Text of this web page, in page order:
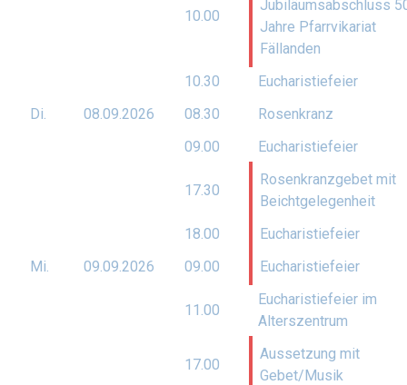
10.00
Jubiläumsabschluss
Jahre Pfarrvikariat
Fällanden
10.30
Eucharistiefeier
Di.
08.09.2026 08.30
Rosenkranz
09.00
Eucharistiefeier
17.30
Rosenkranzgebet mit
Beichtgelegenheit
18.00
Eucharistiefeier
Mi.
09.09.2026 09.00 Eucharistiefeier
11.00
Eucharistiefeier im
Alterszentrum
17.00
Aussetzung mit
Gebet/Musik